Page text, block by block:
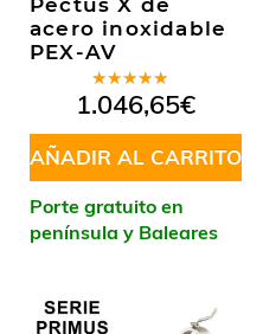
Pectus X de
acero inoxidable
PEX-AV
Valorado
en5.00de
5
1.046,65€
AÑADIR AL CARRITO
Porte gratuito en
península y Baleares